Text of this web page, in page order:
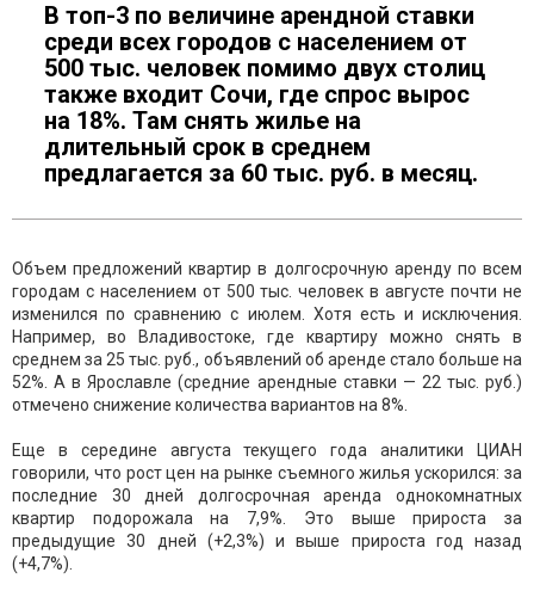
В топ-3 по величине арендной ставки
среди всех городов с населением от
500 тыс. человек помимо двух столиц
также входит Сочи, где спрос вырос
на 18%. Там снять жилье на
длительный срок в среднем
предлагается за 60 тыс. руб. в месяц.
Объем предложений квартир в долгосрочную аренду по всем
городам с населением от 500 тыс. человек в августе почти не
изменился по сравнению с июлем. Хотя есть и исключения.
Например, во Владивостоке, где квартиру можно снять в
среднем за 25 тыс. руб., объявлений об аренде стало больше на
52%. А в Ярославле (средние арендные ставки — 22 тыс. руб.)
отмечено снижение количества вариантов на 8%.
Еще в середине августа текущего года аналитики ЦИАН
говорили, что рост цен на рынке съемного жилья ускорился: за
последние 30 дней долгосрочная аренда однокомнатных
квартир подорожала на 7,9%. Это выше прироста за
предыдущие 30 дней (+2,3%) и выше прироста год назад
(+4,7%).